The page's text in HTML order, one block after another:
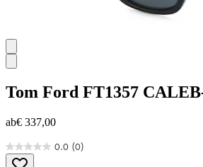
Tom Ford FT1357
ab€ 337,00
0.0 (0)
0.0